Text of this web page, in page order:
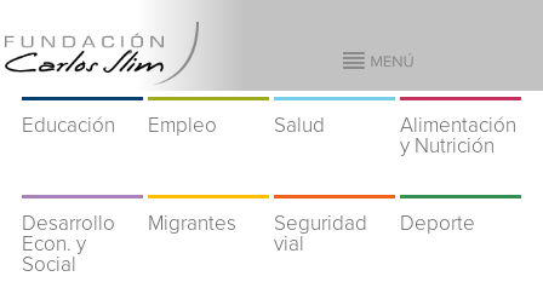
Educación Empleo Salud
Alimentación
y Nutrición
Desarrollo
Econ. y
Social
Migrantes
Seguridad
vial
Deporte